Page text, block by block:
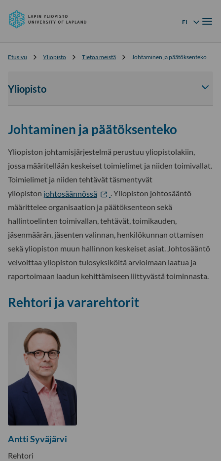
Siirry
suoraan
yliopisto
FI
Kielivalikko
Etusivu Yliopisto Tietoa meistä Johtaminen ja päätöksenteko
Yliopisto
tai
Johtaminen ja päätöksenteko
Yliopiston johtamisjärjestelmä perustuu yliopistolakiin,
jossa määritellään keskeiset toimielimet ja niiden toimivallat.
Toimielimet ja niiden tehtävät täsmentyvät
yliopiston johtosäännössä
. Yliopiston johtosääntö
määrittelee organisaation ja päätöksenteon sekä
hallintoelinten toimivallan, tehtävät, toimikauden,
jäsenmäärän, jäsenten valinnan, henkilökunnan ottamisen
sekä yliopiston muun hallinnon keskeiset asiat. Johtosääntö
velvoittaa yliopiston tulosyksiköitä arvioimaan laatua ja
raportoimaan laadun kehittämiseen liittyvästä toiminnasta.
Rehtori ja vararehtorit
Antti Syväjärvi
Rehtori